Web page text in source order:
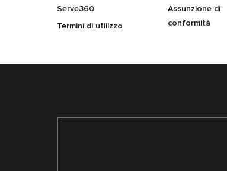
Serve360
Termini di utilizzo
Assunzione di
conformità